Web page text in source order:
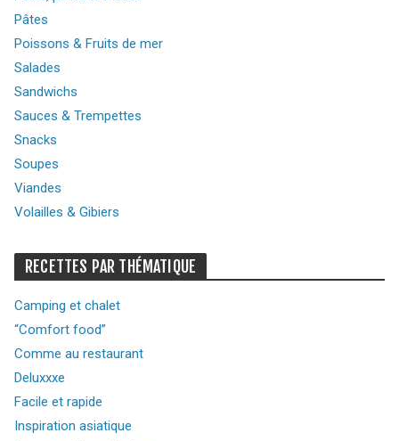
Pâtes
Poissons & Fruits de mer
Salades
Sandwichs
Sauces & Trempettes
Snacks
Soupes
Viandes
Volailles & Gibiers
RECETTES PAR THÉMATIQUE
Camping et chalet
“Comfort food”
Comme au restaurant
Deluxxxe
Facile et rapide
Inspiration asiatique